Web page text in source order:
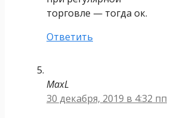
торговле — тогда ок.
Ответить
MaxL
30 декабря, 2019 в 4:32 пп